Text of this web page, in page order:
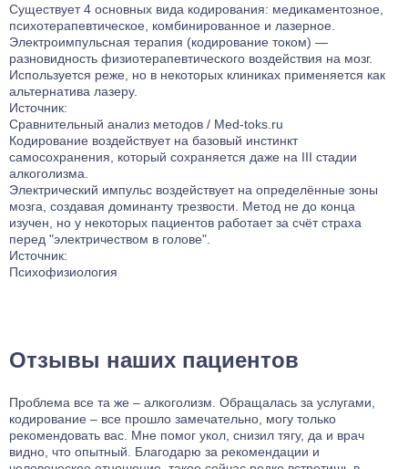
Существует 4 основных вида кодирования: медикаментозное,
психотерапевтическое, комбинированное и лазерное.
Электроимпульсная терапия (кодирование током) —
разновидность физиотерапевтического воздействия на мозг.
Используется реже, но в некоторых клиниках применяется как
альтернатива лазеру.
Источник:
Сравнительный анализ методов / Med-toks.ru
Кодирование воздействует на базовый инстинкт
самосохранения, который сохраняется даже на III стадии
алкоголизма.
Электрический импульс воздействует на определённые зоны
мозга, создавая доминанту трезвости. Метод не до конца
изучен, но у некоторых пациентов работает за счёт страха
перед "электричеством в голове".
Источник:
Психофизиология
Отзывы наших пациентов
Проблема все та же – алкоголизм. Обращалась за услугами,
кодирование – все прошло замечательно, могу только
рекомендовать вас. Мне помог укол, снизил тягу, да и врач
видно, что опытный. Благодарю за рекомендации и